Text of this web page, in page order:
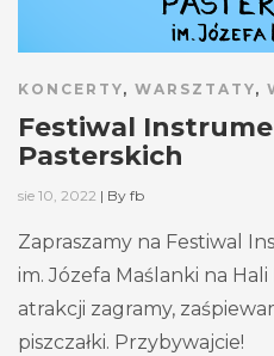
KONCERTY, WARSZTATY,
Festiwal
Pasterskich
sie 10, 2022 | By fb
Zapraszamy na Festiwal
im. Józefa Maślanki na
atrakcji zagramy,
piszczałki. Przybywajcie!